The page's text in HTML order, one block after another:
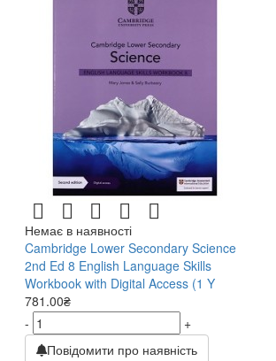
Немає в наявності
Cambridge Lower Secondary Science
2nd Ed 8 English Language Skills
Workbook with Digital Access (1 Y
781.00₴
-
+
Повідомити про наявність